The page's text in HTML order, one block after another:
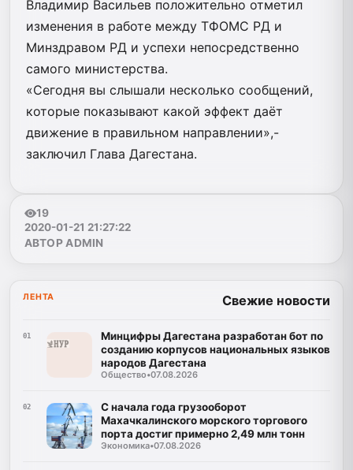
Владимир Васильев положительно отметил
изменения в работе между ТФОМС РД и
Минздравом РД и успехи непосредственно
самого министерства.
«Сегодня вы слышали несколько сообщений,
которые показывают какой эффект даёт
движение в правильном направлении»,-
заключил Глава Дагестана.
19
2020-01-21 21:27:22
АВТОР ADMIN
ЛЕНТА Свежие новости
01
Минцифры Дагестана разработан бот по
созданию корпусов национальных языков
народов Дагестана
Общество•07.08.2026
02
С начала года грузооборот
Махачкалинского морского торгового
порта достиг примерно 2,49 млн тонн
Экономика•07.08.2026